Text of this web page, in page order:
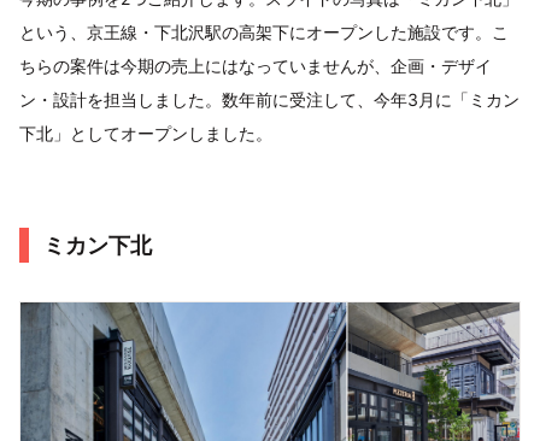
という、京王線・下北沢駅の高架下にオープンした施設です。こ
ちらの案件は今期の売上にはなっていませんが、企画・デザイ
ン・設計を担当しました。数年前に受注して、今年3月に「ミカン
下北」としてオープンしました。
ミカン下北